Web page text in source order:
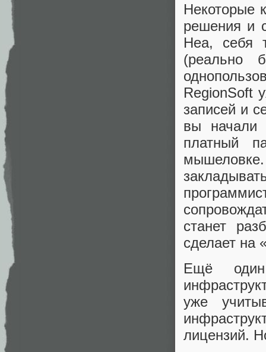
Некоторые
решения и
Неа, себя
(реально
RegionSoft
записей и
вы начали
платный
станет
сделает на
Ещё
уже
лицензий.